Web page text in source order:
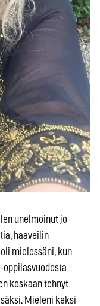
unelmoinut jo
haaveilin
mielessäni, kun
koskaan tehnyt
Mieleni keksi